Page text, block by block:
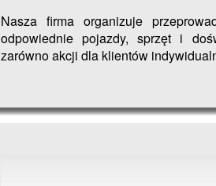
Nasza firma organizuje
odpowiednie pojazdy, sprzęt i
zarówno akcji dla klientów